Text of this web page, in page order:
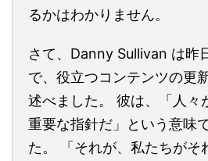
るかはわかりません。
さて、Danny Sullivan は昨
で、役立つコンテンツの更
述べました。 彼は、「人々
重要な指針だ」という意味
た。 「それが、私たちがそ